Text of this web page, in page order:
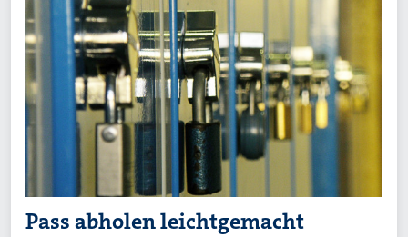
Pass abholen leichtgemacht